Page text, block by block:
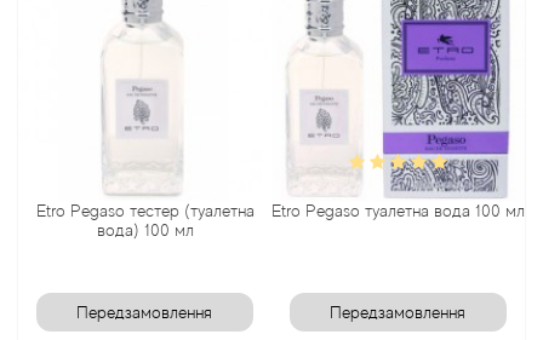
Etro Pegaso тестер (туалетна
вода) 100 мл
Передзамовлення
Etro Pegaso туалетна вода 100 мл
Передзамовлення
Armaf